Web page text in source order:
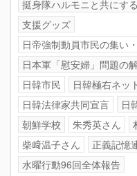
挺身隊ハルモニと共にす
支援グッズ
日帝強制動員市民の集い
日本軍「慰安婦」問題の
日韓市民
日韓極右ネッ
日韓法律家共同宣言
日
朝鮮学校
朱秀英さん
柴﨑温子さん
正義記憶
水曜行動96回全体報告